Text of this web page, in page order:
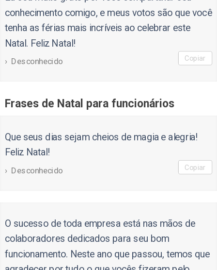
conhecimento comigo, e meus votos são que você
tenha as férias mais incríveis ao celebrar este
Natal. Feliz Natal!
Desconhecido Copiar
Frases de Natal para funcionários
Que seus dias sejam cheios de magia e alegria!
Feliz Natal!
Desconhecido Copiar
O sucesso de toda empresa está nas mãos de
colaboradores dedicados para seu bom
funcionamento. Neste ano que passou, temos que